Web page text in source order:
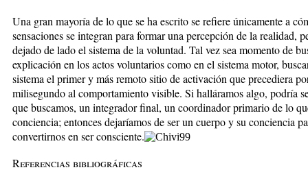
Una gran mayoría de lo que se ha escrito se refiere únicamente a
sensaciones se integran para formar una percepción de la realidad,
dejado de lado el sistema de la voluntad. Tal vez sea momento de
explicación en los actos voluntarios como en el sistema motor,
sistema el primer y más remoto sitio de activación que precediera
milisegundo al comportamiento visible. Si halláramos algo, podría
que buscamos, un integrador final, un coordinador primario de lo
conciencia; entonces dejaríamos de ser un cuerpo y su conciencia
convertirnos en ser consciente.
Referencias bibliográficas